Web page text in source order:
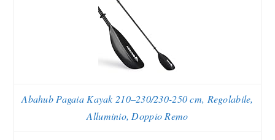
Abahub Pagaia Kayak 210–230/230-250 cm, Regolabile,
Alluminio, Doppio Remo